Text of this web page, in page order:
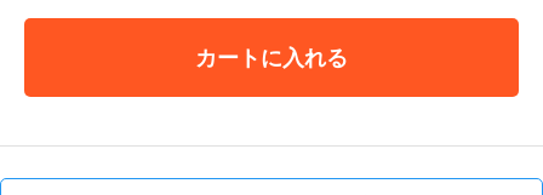
カートに入れる